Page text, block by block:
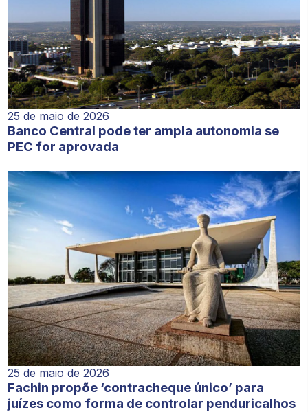
25 de maio de 2026
Banco Central pode ter ampla autonomia se
PEC for aprovada
25 de maio de 2026
Fachin propõe ‘contracheque único’ para
juízes como forma de controlar penduricalhos